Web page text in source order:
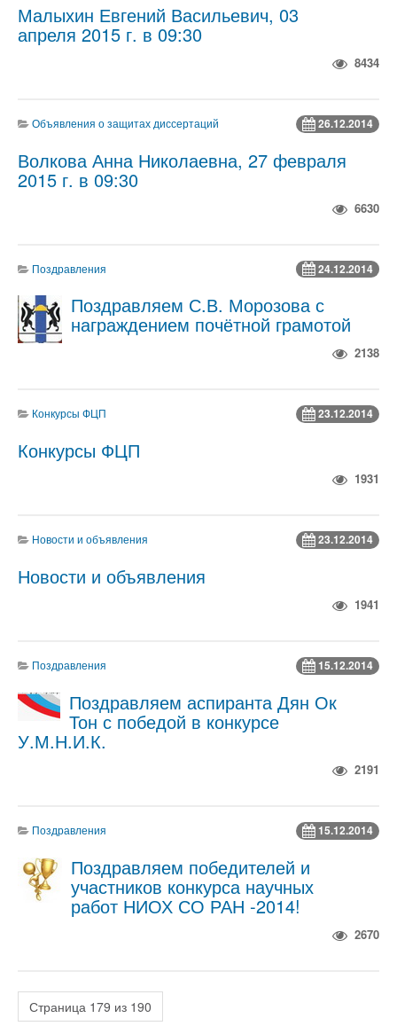
Малыхин Евгений Васильевич, 03
апреля 2015 г. в 09:30
8434
26.12.2014
Объявления о защитах диссертаций
Волкова Анна Николаевна, 27 февраля
2015 г. в 09:30
6630
24.12.2014
Поздравления
Поздравляем С.В. Морозова с
награждением почётной грамотой
2138
23.12.2014
Конкурсы ФЦП
Конкурсы ФЦП
1931
23.12.2014
Новости и объявления
Новости и объявления
1941
15.12.2014
Поздравления
Поздравляем аспиранта Дян Ок
Тон с победой в конкурсе
У.М.Н.И.К.
2191
15.12.2014
Поздравления
Поздравляем победителей и
участников конкурса научных
работ НИОХ СО РАН -2014!
2670
Страница 179 из 190